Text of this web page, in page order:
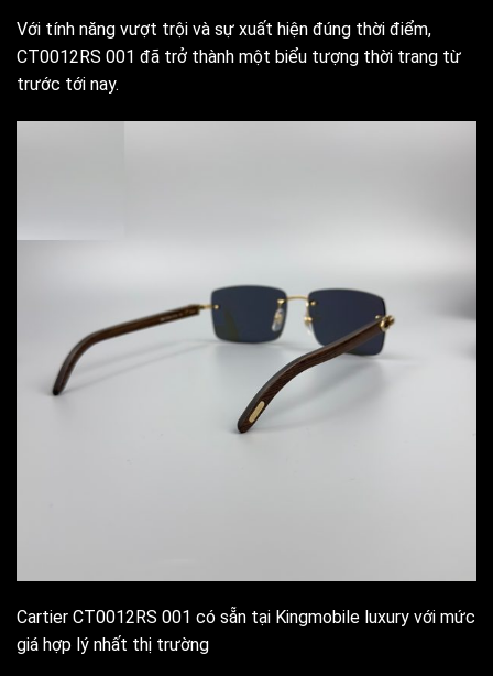
Với tính năng vượt trội và sự xuất hiện đúng thời điểm,
CT0012RS 001 đã trở thành một biểu tượng thời trang từ
trước tới nay.
Cartier CT0012RS 001 có sẵn tại Kingmobile luxury với mức
giá hợp lý nhất thị trường